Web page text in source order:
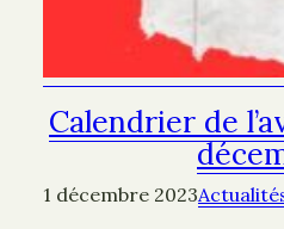
Calendrier de
1 décembre 2023